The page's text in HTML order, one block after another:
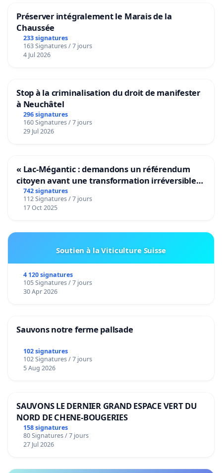
Préserver intégralement le Marais de la
Chaussée
233 signatures
163 Signatures / 7 jours
4 Jul 2026
Stop à la criminalisation du droit de manifester
à Neuchâtel
296 signatures
160 Signatures / 7 jours
29 Jul 2026
« Lac-Mégantic : demandons un référendum
citoyen avant une transformation irréversible
de notre territoire »
742 signatures
112 Signatures / 7 jours
17 Oct 2025
Soutien à la Viticulture Suisse
4 120 signatures
105 Signatures / 7 jours
30 Apr 2026
Sauvons notre ferme pallsade
102 signatures
102 Signatures / 7 jours
5 Aug 2026
SAUVONS LE DERNIER GRAND ESPACE VERT DU
NORD DE CHENE-BOUGERIES
158 signatures
80 Signatures / 7 jours
27 Jul 2026